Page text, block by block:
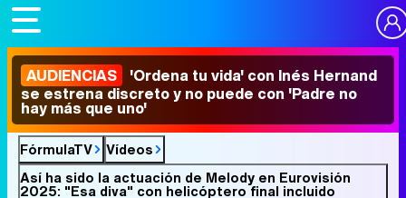
AUDIENCIAS 'Ordena tu vida' con Inés Hernand
se estrena discreto y no puede con 'Padre no
hay más que uno'
FórmulaTV
Vídeos
Así ha sido la actuación de Melody en Eurovisión
2025: "Esa diva" con helicóptero final incluido